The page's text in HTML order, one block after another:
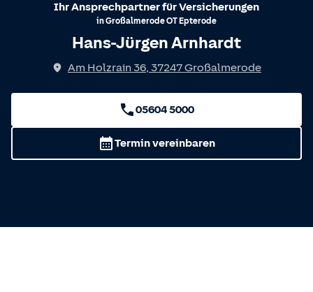
Ihr Ansprechpartner für Versicherungen
inGroßalmerodeOT Epterode
Hans-Jürgen Arnhardt
Am Holzrain 36, 37247Großalmerode
05604 5000
Termin vereinbaren